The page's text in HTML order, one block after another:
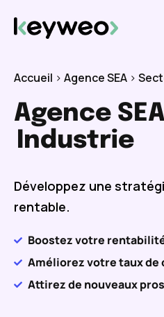
Accueil > Agence SEA >
Agence SEA
Industrie
Développez une
rentable.
Boostez votre
Améliorez votre taux de
Attirez de nouveaux